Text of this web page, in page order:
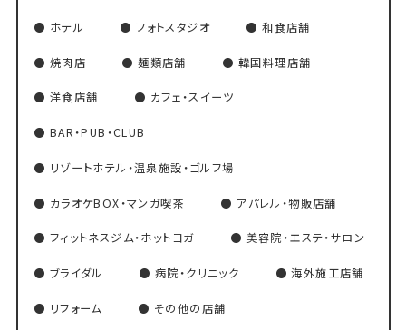
ホテル フォトスタジオ 和食店舗
焼肉店 麺類店舗 韓国料理店舗
洋食店舗 カフェ・スイーツ
BAR・PUB・CLUB
リゾートホテル・温泉施設・ゴルフ場
カラオケBOX・マンガ喫茶 アパレル・物販店舗
フィットネスジム・ホットヨガ 美容院・エステ・サロン
ブライダル 病院・クリニック 海外施工店舗
リフォーム その他の店舗